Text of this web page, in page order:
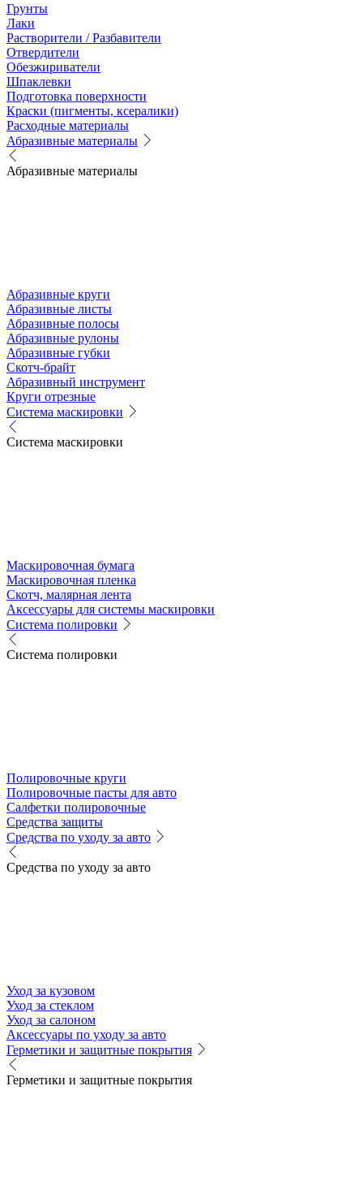
Грунты
Лаки
Растворители / Разбавители
Отвердители
Обезжириватели
Шпаклевки
Подготовка поверхности
Краски (пигменты, ксералики)
Расходные материалы
Абразивные материалы
Абразивные материалы
Абразивные круги
Абразивные листы
Абразивные полосы
Абразивные рулоны
Абразивные губки
Скотч-брайт
Абразивный инструмент
Круги отрезные
Система маскировки
Система маскировки
Маскировочная бумага
Маскировочная пленка
Скотч, малярная лента
Аксессуары для системы маскировки
Система полировки
Система полировки
Полировочные круги
Полировочные пасты для авто
Салфетки полировочные
Средства защиты
Средства по уходу за авто
Средства по уходу за авто
Уход за кузовом
Уход за стеклом
Уход за салоном
Аксессуары по уходу за авто
Герметики и защитные покрытия
Герметики и защитные покрытия